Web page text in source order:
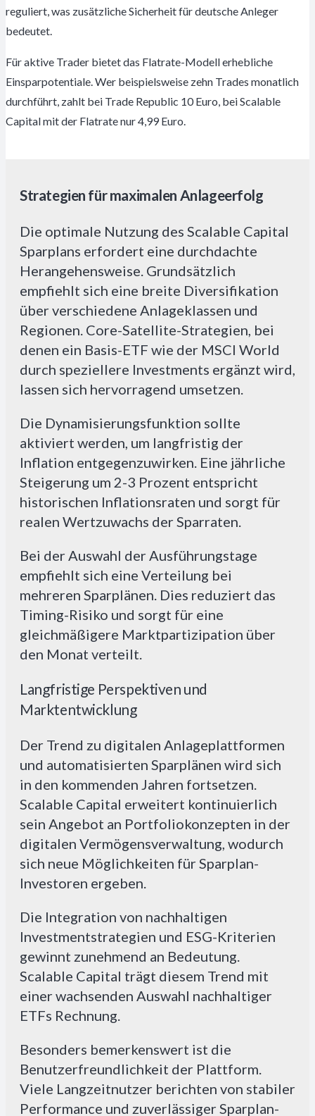
reguliert, was zusätzliche Sicherheit für deutsche Anleger
bedeutet.
Für aktive Trader bietet das Flatrate-Modell erhebliche
Einsparpotentiale. Wer beispielsweise zehn Trades monatlich
durchführt, zahlt bei Trade Republic 10 Euro, bei Scalable
Capital mit der Flatrate nur 4,99 Euro.
Strategien für maximalen Anlageerfolg
Die optimale Nutzung des Scalable Capital
Sparplans erfordert eine durchdachte
Herangehensweise. Grundsätzlich
empfiehlt sich eine breite Diversifikation
über verschiedene Anlageklassen und
Regionen. Core-Satellite-Strategien, bei
denen ein Basis-ETF wie der MSCI World
durch speziellere Investments ergänzt wird,
lassen sich hervorragend umsetzen.
Die Dynamisierungsfunktion sollte
aktiviert werden, um langfristig der
Inflation entgegenzuwirken. Eine jährliche
Steigerung um 2-3 Prozent entspricht
historischen Inflationsraten und sorgt für
realen Wertzuwachs der Sparraten.
Bei der Auswahl der Ausführungstage
empfiehlt sich eine Verteilung bei
mehreren Sparplänen. Dies reduziert das
Timing-Risiko und sorgt für eine
gleichmäßigere Marktpartizipation über
den Monat verteilt.
Langfristige Perspektiven und
Marktentwicklung
Der Trend zu digitalen Anlageplattformen
und automatisierten Sparplänen wird sich
in den kommenden Jahren fortsetzen.
Scalable Capital erweitert kontinuierlich
sein Angebot an Portfoliokonzepten in der
digitalen Vermögensverwaltung, wodurch
sich neue Möglichkeiten für Sparplan-
Investoren ergeben.
Die Integration von nachhaltigen
Investmentstrategien und ESG-Kriterien
gewinnt zunehmend an Bedeutung.
Scalable Capital trägt diesem Trend mit
einer wachsenden Auswahl nachhaltiger
ETFs Rechnung.
Besonders bemerkenswert ist die
Benutzerfreundlichkeit der Plattform.
Viele Langzeitnutzer berichten von stabiler
Performance und zuverlässiger Sparplan-